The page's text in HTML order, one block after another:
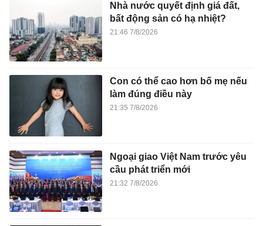
Nhà nước quyết định giá đất,
bất động sản có hạ nhiệt?
21:46 7/8/2026
Con có thể cao hơn bố mẹ nếu
làm đúng điều này
21:35 7/8/2026
Ngoại giao Việt Nam trước yêu
cầu phát triển mới
21:32 7/8/2026